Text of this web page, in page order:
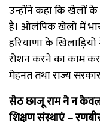
उन्होंने कहा कि खेलों के
है। ओलंपिक खेलों में
हरियाणा के
रोशन करने का काम
मेहनत तथा राज्य
सेठ छाजू राम ने न केवल
शिक्षण संस्थाएं–